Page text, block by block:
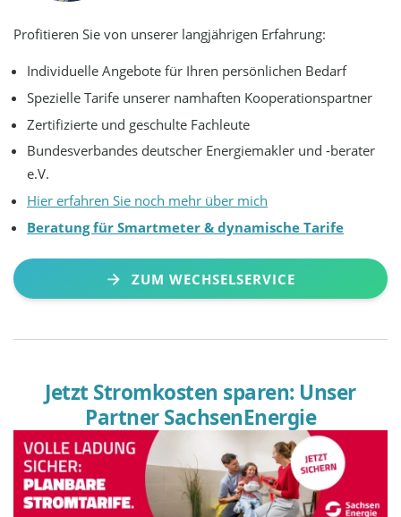
Profitieren Sie von unserer langjährigen Erfahrung:
Individuelle Angebote für Ihren persönlichen Bedarf
Spezielle Tarife unserer namhaften Kooperationspartner
Zertifizierte und geschulte Fachleute
Bundesverbandes deutscher Energiemakler und -berater
e.V.
Hier erfahren Sie noch mehr über mich
Beratung für Smartmeter & dynamische Tarife
ZUM WECHSELSERVICE
Jetzt Stromkosten sparen: Unser
Partner SachsenEnergie